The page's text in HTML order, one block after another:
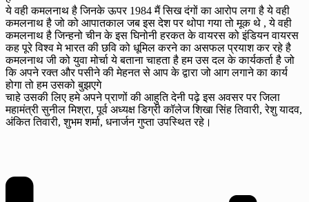
ये वही कमलनाथ है जिनके ऊपर 1984 मैं सिख दंगों का आरोप लगा है ये वही
कमलनाथ है जो को आपातकाल जब इस देश पर थोपा गया तो मूक थे , ये वही
कमलनाथ है जिन्हनो चीन के इस घिनोनी हरकत के वायरस को इंडियन वायरस
कह पूरे विश्व मे भारत की छवि को धूमिल करने का असफल प्रयाश कर रहे है
कमलनाथ जी को युवा मोर्चा ये बताना चाहता है हम उस दल के कार्यकर्ता है जो
कि अपने रक्त और पसीने की मेहनत से आप के द्वारा जो आग लगाने का कार्य
होगा तो हम उसको बुझएगे
चाहे उसकी लिए हमे अपने प्राणों की आहुति देनी पढ़े इस अवसर पर जिला
महामंत्री सुनील मिश्रा, पूर्व अध्यक्ष डिग्री कॉलेज शिखा सिंह तिवारी, रेशु यादव,
अंकित तिवारी, शुभम शर्मा, धनार्जन गुप्ता उपस्थित रहे।